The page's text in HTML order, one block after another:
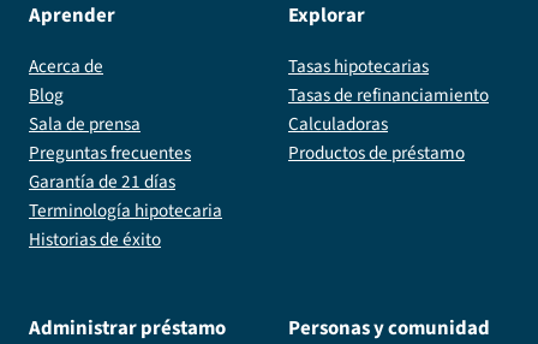
Aprender
Acerca de
Blog
Sala de prensa
Preguntas frecuentes
Garantía de 21 días
Terminología hipotecaria
Historias de éxito
Explorar
Tasas hipotecarias
Tasas de refinanciamiento
Calculadoras
Productos de préstamo
Administrar préstamo Personas y comunidad